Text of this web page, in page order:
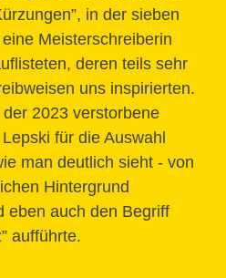
in der sieben
Meisterschreiberin
deren teils sehr
uns inspirierten.
2023 verstorbene
für die Auswahl
man deutlich sieht - von
Hintergrund
eben auch den Begriff
aufführte.